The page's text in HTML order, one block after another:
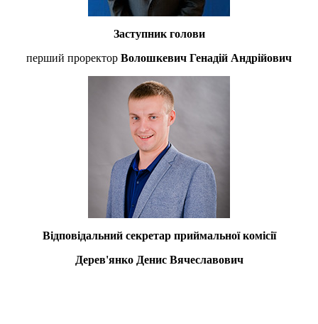
Заступник голови
перший проректор Волошкевич Генадій Андрійович
Відповідальний секретар приймальної комісії
Дерев'янко Денис Вячеславович